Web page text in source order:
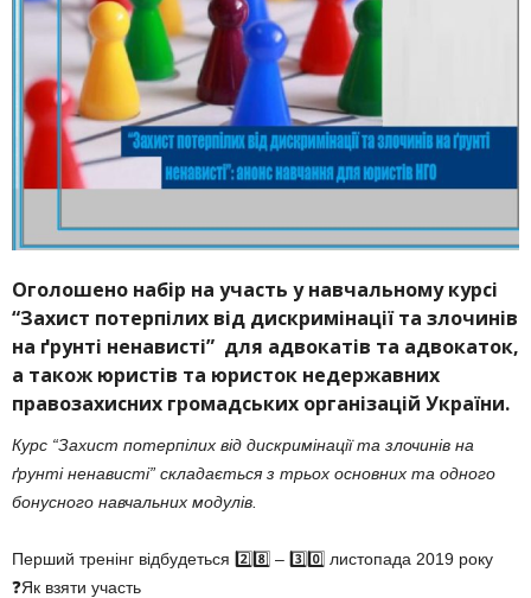
Оголошено набір на участь у навчальному курсі
“Захист потерпілих від дискримінації та злочинів
на ґрунті ненависті” для адвокатів та адвокаток,
а також юристів та юристок недержавних
правозахисних громадських організацій України.
Курс “Захист потерпілих від дискримінації та злочинів на
ґрунті ненависті” складається з трьох основних та одного
бонусного навчальних модулів.
Перший тренінг відбудеться 2️⃣ 8️⃣ – 3️⃣ 0️⃣ листопада 2019 року
❓Як взяти участь